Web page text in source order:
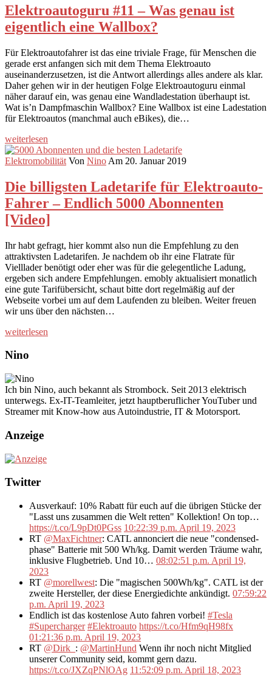
Elektroautoguru #11 – Was genau ist
eigentlich eine Wallbox?
Für Elektroautofahrer ist das eine triviale Frage, für Menschen die
gerade erst anfangen sich mit dem Thema Elektroauto
auseinanderzusetzen, ist die Antwort allerdings alles andere als klar.
Daher gehen wir in der heutigen Folge Elektroautoguru einmal
näher darauf ein, was genau eine Wandladestation überhaupt ist.
Wat is’n Dampfmaschin Wallbox? Eine Wallbox ist eine Ladestation
für Elektroautos (manchmal auch eBikes), die…
weiterlesen
Elektromobilität Von Nino Am 20. Januar 2019
Die billigsten Ladetarife für Elektroauto-
Fahrer – Endlich 5000 Abonnenten
[Video]
Ihr habt gefragt, hier kommt also nun die Empfehlung zu den
attraktivsten Ladetarifen. Je nachdem ob ihr eine Flatrate für
Vielllader benötigt oder eher was für die gelegentliche Ladung,
ergeben sich andere Empfehlungen. emobly aktualisiert monatlich
eine gute Tarifübersicht, schaut bitte dort regelmäßig auf der
Webseite vorbei um auf dem Laufenden zu bleiben. Weiter freuen
wir uns über den nächsten…
weiterlesen
Nino
Ich bin Nino, auch bekannt als Strombock. Seit 2013 elektrisch
unterwegs. Ex-IT-Teamleiter, jetzt hauptberuflicher YouTuber und
Streamer mit Know-how aus Autoindustrie, IT & Motorsport.
Anzeige
Twitter
Ausverkauf: 10% Rabatt für euch auf die übrigen Stücke der
"Lasst uns zusammen die Welt retten" Kollektion! On top…
https://t.co/L9pDt0PGss 10:22:39 p.m. April 19, 2023
RT @MaxFichtner: CATL annonciert die neue "condensed-
phase" Batterie mit 500 Wh/kg. Damit werden Träume wahr,
inklusive Flugbetrieb. Und 10… 08:02:51 p.m. April 19,
2023
RT @morellwest: Die "magischen 500Wh/kg". CATL ist der
zweite Hersteller, der diese Energiedichte ankündigt. 07:59:22
p.m. April 19, 2023
Endlich ist das kostenlose Auto fahren vorbei! #Tesla
#Supercharger #Elektroauto https://t.co/Hfm9qH98fx
01:21:36 p.m. April 19, 2023
RT @Dirk_ : @MartinHund Wenn ihr noch nicht Mitglied
unserer Community seid, kommt gern dazu.
https://t.co/JXZqPNlOAg 11:52:09 p.m. April 18, 2023